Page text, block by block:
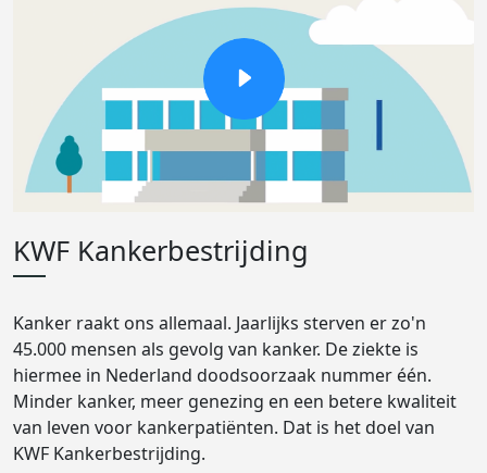
KWF Kankerbestrijding
Kanker raakt ons allemaal. Jaarlijks sterven er zo'n
45.000 mensen als gevolg van kanker. De ziekte is
hiermee in Nederland doodsoorzaak nummer één.
Minder kanker, meer genezing en een betere kwaliteit
van leven voor kankerpatiënten. Dat is het doel van
KWF Kankerbestrijding.